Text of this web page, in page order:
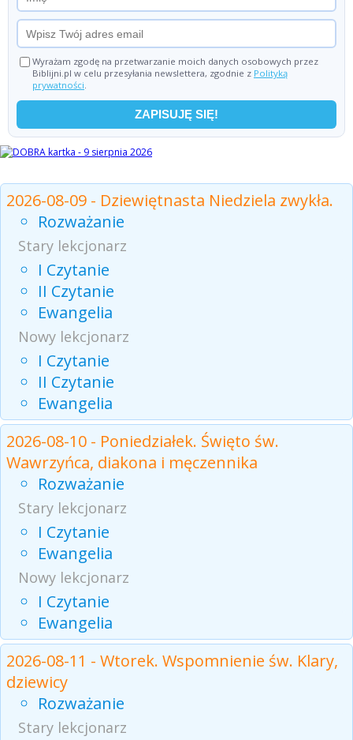
2026-08-09 - Dziewiętnasta Niedziela zwykła.
Rozważanie
Stary lekcjonarz
I Czytanie
II Czytanie
Ewangelia
Nowy lekcjonarz
I Czytanie
II Czytanie
Ewangelia
2026-08-10 - Poniedziałek. Święto św.
Wawrzyńca, diakona i męczennika
Rozważanie
Stary lekcjonarz
I Czytanie
Ewangelia
Nowy lekcjonarz
I Czytanie
Ewangelia
2026-08-11 - Wtorek. Wspomnienie św. Klary,
dziewicy
Rozważanie
Stary lekcjonarz
Wyrażam zgodę na przetwarzanie moich danych osobowych przez
Biblijni.pl w celu przesyłania newslettera, zgodnie z Polityką
prywatności.